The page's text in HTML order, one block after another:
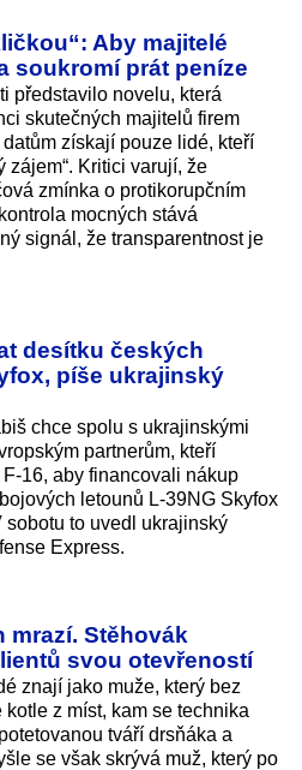
Aby majitelé
soukromí prát peníze
představilo novelu, která
skutečných majitelů firem
získají pouze lidé, kteří
zájem“. Kritici varují, že
zmínka o protikorupčním
mocných stává
signál, že transparentnost je
desítku českých
píše ukrajinský
chce spolu s ukrajinskými
partnerům, kteří
16, aby financovali nákup
letounů L-39NG Skyfox
sobotu to uvedl ukrajinský
Express.
mrazí. Stěhovák
svou otevřeností
znají jako muže, který bez
z míst, kam se technika
tváří drsňáka a
se však skrývá muž, který po